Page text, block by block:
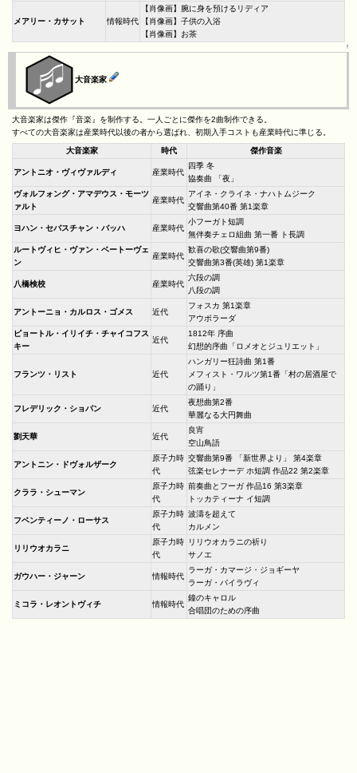
メアリー・カサット 情報時代
【肖像画】腕に身を預けるリディア
【肖像画】子供の入浴
【肖像画】お茶
↑
大音楽家
大音楽家は傑作『音楽』を制作する。一人ごとに傑作を2曲制作できる。
すべての大音楽家は産業時代以後の者から選ばれ、初期入手コストも産業時代に準じる。
大音楽家 時代 傑作音楽
アントニオ・ヴィヴァルディ 産業時代
四季 冬
協奏曲 「夜」
ヴォルフォング・アマデウス・モーツ
ァルト
産業時代
アイネ・クライネ・ナハトムジーク
交響曲第40番 第1楽章
ヨハン・セバスチャン・バッハ 産業時代
小フーガト短調
無伴奏チェロ組曲 第一番 ト長調
ルートヴィヒ・ヴァン・ベートーヴェ
ン
産業時代
歓喜の歌(交響曲第9番)
交響曲第3番(英雄) 第1楽章
八橋検校 産業時代
六段の調
八段の調
アントーニョ・カルロス・ゴメス 近代
フォスカ 第1楽章
アウボラーダ
ピョートル・イリイチ・チャイコフス
キー
近代
1812年 序曲
幻想的序曲「ロメオとジュリエット」
フランツ・リスト 近代
ハンガリー狂詩曲 第1番
メフィスト・ワルツ第1番「村の居酒屋で
の踊り」
フレデリック・ショパン 近代
夜想曲第2番
華麗なる大円舞曲
劉天華 近代
良宵
空山鳥語
アントニン・ドヴォルザーク
原子力時
代
交響曲第9番 「新世界より」 第4楽章
弦楽セレナーデ ホ短調 作品22 第2楽章
クララ・シューマン
原子力時
代
前奏曲とフーガ 作品16 第3楽章
トッカティーナ イ短調
フベンティーノ・ローサス
原子力時
代
波濤を超えて
カルメン
リリウオカラニ
原子力時
代
リリウオカラニの祈り
サノエ
ガウハー・ジャーン 情報時代
ラーガ・カマージ・ジョギーヤ
ラーガ・バイラヴィ
ミコラ・レオントヴィチ 情報時代
鐘のキャロル
合唱団のための序曲